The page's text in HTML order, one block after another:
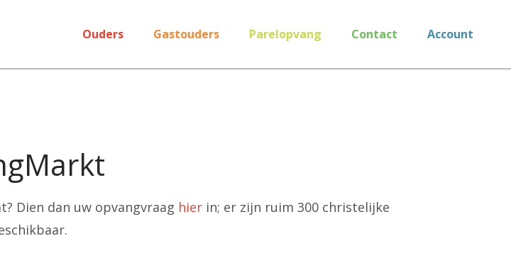
Ouders Gastouders Parelopvang Contact Account
Dien dan uw opvangvraag hier in; er zijn ruim 300 christelijke